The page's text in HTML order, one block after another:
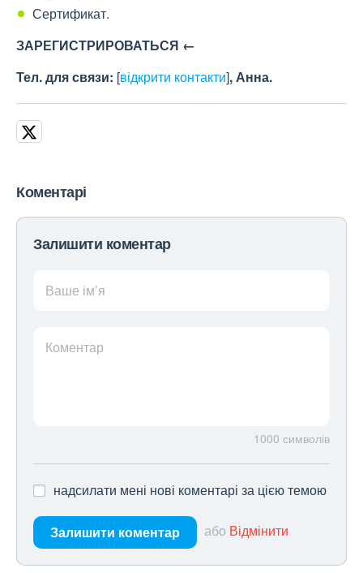
Сертификат.
ЗАРЕГИСТРИРОВАТЬСЯ ←
Тел. для связи: [відкрити контакти], Анна.
Коментарі
Залишити коментар
Ваше ім’я
Коментар
1000 символів
надсилати мені нові коментарі за цією темою
Залишити коментар або Відмінити